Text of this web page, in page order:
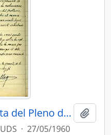
1960 (27 de mayo), Acta del Pleno del Jurado de Empresa
UDS · 27/05/1960